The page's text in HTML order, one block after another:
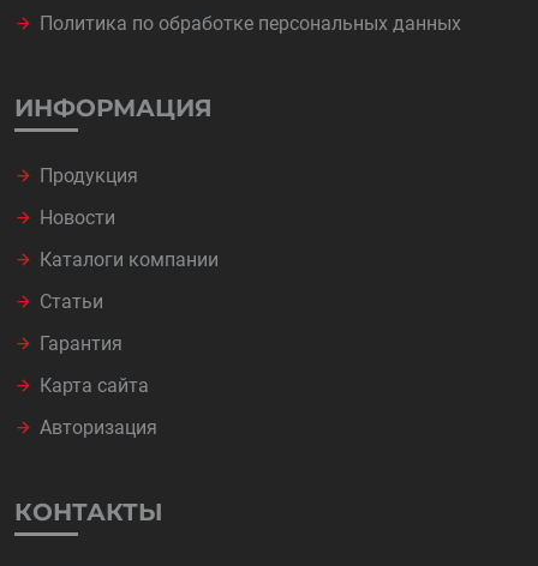
Политика по обработке персональных данных
ИНФОРМАЦИЯ
Продукция
Новости
Каталоги компании
Статьи
Гарантия
Карта сайта
Авторизация
КОНТАКТЫ